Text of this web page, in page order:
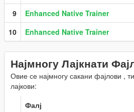
9
Enhanced Native Trainer
10
Enhanced Native Trainer
Најмногу Лајкнати
Овие се најмногу сакани фајлови ,
лајкови:
Фалј